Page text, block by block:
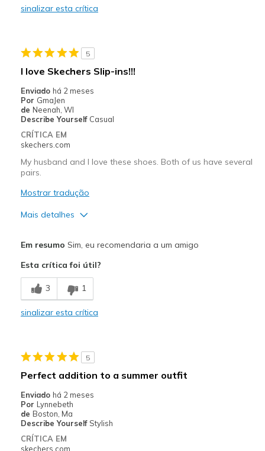
Casual Wear
Width
Sizing
Feels true to size
View On Shoes
sinalizar esta crítica
5
I love Skechers Slip-ins!!!
Enviado há 2 meses
Por GmaJen
de Neenah, WI
Describe Yourself Casual
CRÍTICA EM
skechers.com
My husband and I love these shoes. Both of us have several
pairs.
Mostrar tradução
Mais detalhes
Breathe Well
Comfortable
Going Out
Special Occasions
Em resumo Sim, eu recomendaria a um amigo
Esta crítica foi útil?
3 1
sinalizar esta crítica
5
Perfect addition to a summer outfit
Enviado há 2 meses
Por Lynnebeth
de Boston, Ma
Describe Yourself Stylish
CRÍTICA EM
skechers.com